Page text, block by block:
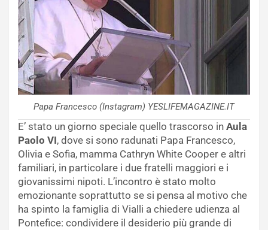
Papa Francesco (Instagram) YESLIFEMAGAZINE.IT
E’ stato un giorno speciale quello trascorso in Aula
Paolo VI, dove si sono radunati Papa Francesco,
Olivia e Sofia, mamma Cathryn White Cooper e altri
familiari, in particolare i due fratelli maggiori e i
giovanissimi nipoti. L’incontro è stato molto
emozionante soprattutto se si pensa al motivo che
ha spinto la famiglia di Vialli a chiedere udienza al
Pontefice: condividere il desiderio più grande di